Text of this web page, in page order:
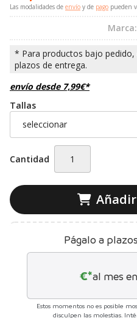
Las modalidades de envío y de pago pueden
Marca:
envío desde 7,99€*
Tallas
Cantidad
Págalo a
€*al mes en
Estos momentos no es posible
disculpen las molestias.